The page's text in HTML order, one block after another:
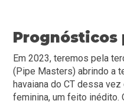
Prognósticos
Em 2023, teremos pela
(Pipe Masters) abrindo a
havaiana do CT dessa
feminina, um feito inédito.